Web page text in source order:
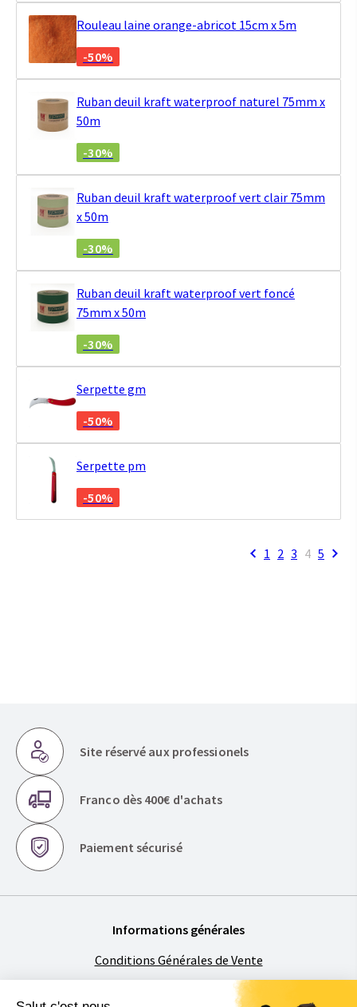
Rouleau laine orange-abricot 15cm x 5m
-50%
Ruban deuil kraft waterproof naturel 75mm x
50m
-30%
Ruban deuil kraft waterproof vert clair 75mm
x 50m
-30%
Ruban deuil kraft waterproof vert foncé
75mm x 50m
-30%
Serpette gm
-50%
Serpette pm
-50%
1 2 3 4 5
Site réservé aux professionels
Franco dès 400€ d'achats
Paiement sécurisé
Informations générales
Conditions Générales de Vente